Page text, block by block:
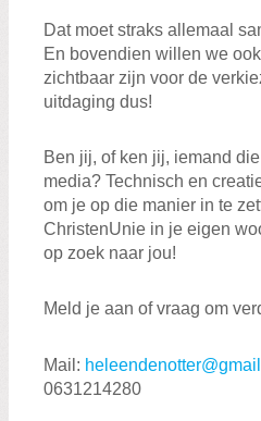
Dat moet straks allemaal
En bovendien willen we
zichtbaar zijn voor de
uitdaging dus!
Ben jij, of ken jij, iemand
media? Technisch en
om je op die manier in te
ChristenUnie in je eigen
op zoek naar jou!
Meld je aan of vraag om
Mail:
0631214280